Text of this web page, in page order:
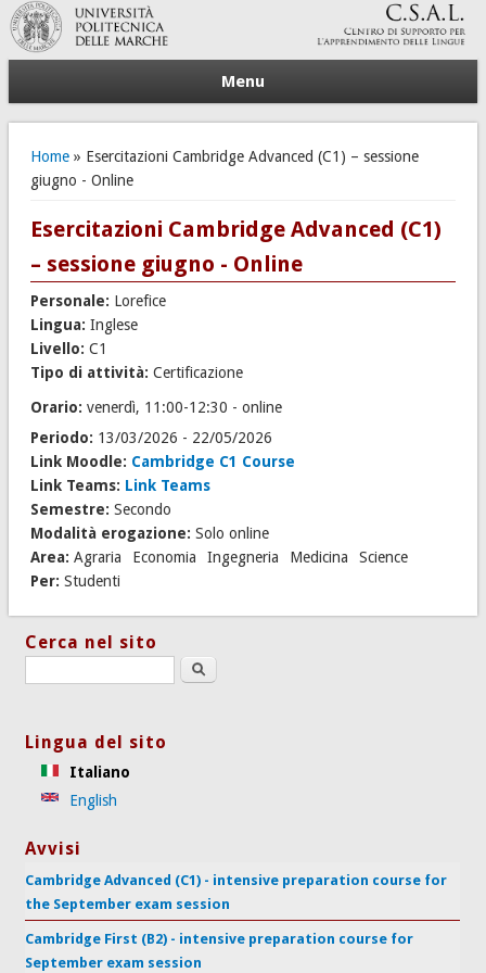
Menu
Tu sei qui
Home» Esercitazioni Cambridge Advanced (C1) – sessione
giugno - Online
Esercitazioni Cambridge Advanced (C1)
– sessione giugno - Online
Personale: Lorefice
Lingua: Inglese
Livello: C1
Tipo di attività: Certificazione
Orario: venerdì, 11:00-12:30 - online
Periodo: 13/03/2026 - 22/05/2026
Link Moodle: Cambridge C1 Course
Link Teams: Link Teams
Semestre: Secondo
Modalità erogazione: Solo online
Area: Agraria Economia Ingegneria Medicina
Science
Per: Studenti
Cerca nel sito
Search this site
Lingua del sito
Italiano
English
Avvisi
Cambridge Advanced (C1) - intensive preparation course for
the September exam session
Cambridge First (B2) - intensive preparation course for
September exam session